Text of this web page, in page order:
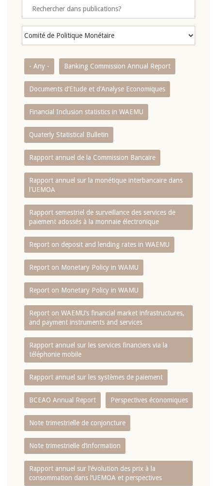
- Any - Banking Commission Annual Report
Documents d’Etude et d’Analyse Economiques
Financial Inclusion statistics in WAEMU
Quaterly Statistical Bulletin
Rapport annuel de la Commission Bancaire
Rapport annuel sur la monétique interbancaire dans
l'UEMOA
Rapport semestriel de surveillance des services de
paiement adossés à la monnaie électronique
Report on deposit and lending rates in WAEMU
Report on Monetary Policy in WAMU
Report on Monetary Policy in WAMU
Report on WAEMU’s financial market infrastructures,
and payment instruments and services
Rapport annuel sur les services financiers via la
téléphonie mobile
Rapport annuel sur les systèmes de paiement
BCEAO Annual Report Perspectives économiques
Note trimestrielle de conjoncture
Note trimestrielle d‘information
Rapport annuel sur l‘évolution des prix à la
consommation dans l‘UEMOA et perspectives